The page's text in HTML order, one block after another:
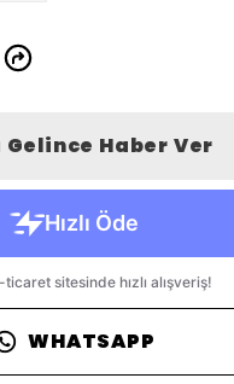
Gelince Haber Ver
WHATSAPP